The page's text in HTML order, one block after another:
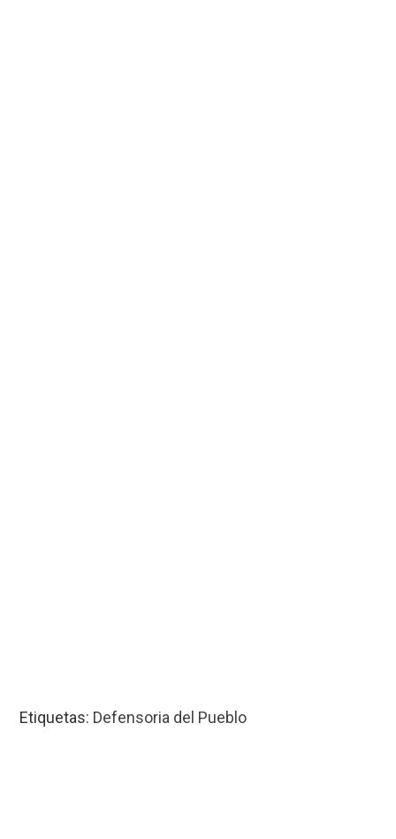
Etiquetas: Defensoria del Pueblo